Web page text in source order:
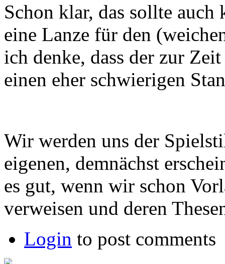
Schon klar, das sollte
eine Lanze für den
ich denke, dass der zur
einen eher schwierigen
Wir werden uns der
eigenen, demnächst
es gut, wenn wir schon
verweisen und deren
Login to post comments